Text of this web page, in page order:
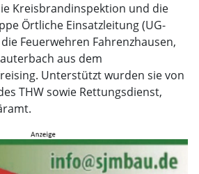
Kreisbrandinspektion und die
Örtliche Einsatzleitung (UG-
Feuerwehren Fahrenzhausen,
aus dem
Unterstützt wurden sie von
THW sowie Rettungsdienst,